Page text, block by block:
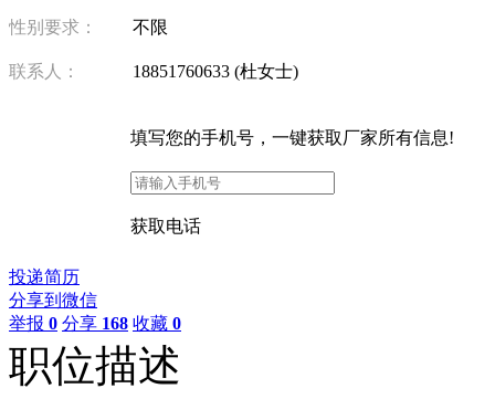
性别要求： 不限
联系人： 18851760633 (杜女士)
填写您的手机号 ，一键获取厂家所有信息!
获取电话
投递简历
分享到微信
举报 0 分享 168 收藏 0
职位描述